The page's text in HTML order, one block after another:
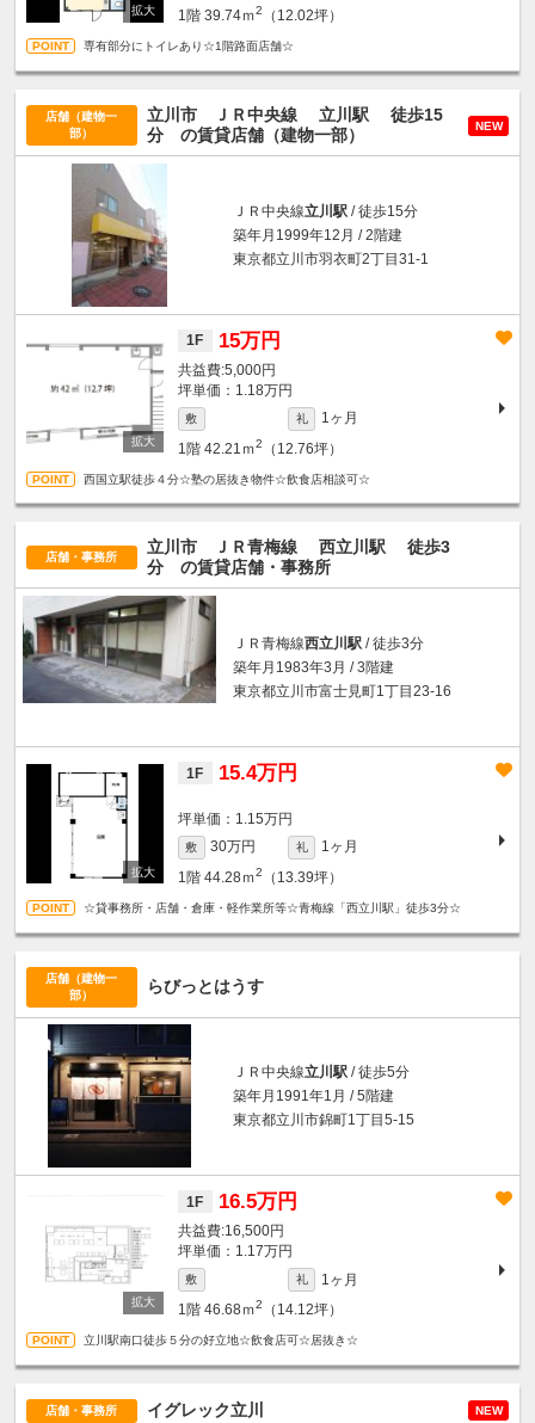
1階 39.74ｍ2 （12.02坪）
専有部分にトイレあり☆1階路面店舗☆
店舗（建物一
部）
立川市 ＪＲ中央線 立川駅
徒歩15
分 の賃貸店舗（建物一部） NEW
ＪＲ中央線立川駅 / 徒歩15分
築年月1999年12月 / 2階建
東京都立川市羽衣町2丁目31-1
1F 15万円
5,000円
坪単価：1.18万円
敷 礼
1ヶ月
1階 42.21ｍ2 （12.76坪）
西国立駅徒歩４分☆塾の居抜き物件☆飲食店相談可☆
店舗・事務所
立川市 ＪＲ青梅線 西立川駅
徒歩3
分 の賃貸店舗・事務所
ＪＲ青梅線西立川駅 / 徒歩3分
築年月1983年3月 / 3階建
東京都立川市富士見町1丁目23-16
1F 15.4万円
坪単価：1.15万円
敷 30万円 礼
1ヶ月
1階 44.28ｍ2 （13.39坪）
☆貸事務所・店舗・倉庫・軽作業所等☆青梅線「西立川駅」徒歩3分☆
店舗（建物一
部）
らびっとはうす
ＪＲ中央線立川駅 / 徒歩5分
築年月1991年1月 / 5階建
東京都立川市錦町1丁目5-15
1F 16.5万円
16,500円
坪単価：1.17万円
敷 礼
1ヶ月
1階 46.68ｍ2 （14.12坪）
立川駅南口徒歩５分の好立地☆飲食店可☆居抜き☆
店舗・事務所 イグレック立川 NEW